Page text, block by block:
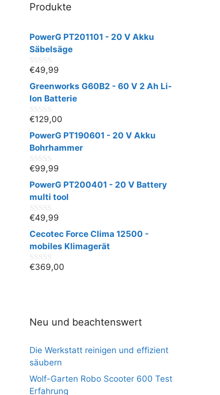
Produkte
PowerG PT201101 - 20 V Akku
Säbelsäge
0
v
o
n
€49,99
Greenworks G60B2 - 60 V 2 Ah Li-
Ion Batterie
0
v
o
n
€129,00
PowerG PT190601 - 20 V Akku
Bohrhammer
0
v
o
n
€99,99
PowerG PT200401 - 20 V Battery
multi tool
0
v
o
n
€49,99
Cecotec Force Clima 12500 -
mobiles Klimagerät
0
€369,00
Neu und beachtenswert
Die Werkstatt reinigen und effizient
säubern
Wolf-Garten Robo Scooter 600 Test
Erfahrung